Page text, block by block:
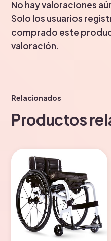
No hay valoraciones
Solo los usuarios
comprado este
valoración.
Relacionados
Productos